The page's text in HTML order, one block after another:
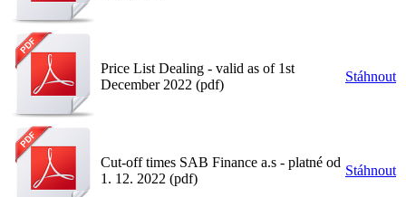
Price List Dealing - valid as of 1st
December 2022 (pdf)
Stáhnout
Cut-off times SAB Finance a.s - platné od
1. 12. 2022 (pdf)
Stáhnout